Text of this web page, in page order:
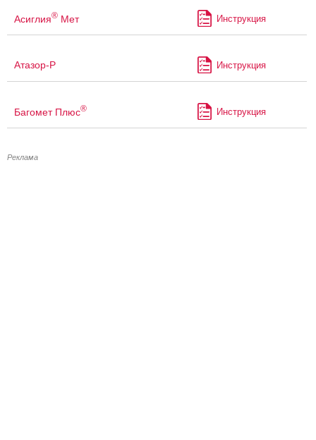
Асиглия® Мет Инструкция
Атазор-Р Инструкция
Багомет Плюс® Инструкция
Реклама